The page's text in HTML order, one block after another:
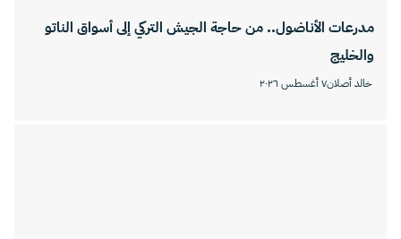
مدرعات الأناضول.. من حاجة الجيش التركي إلى أسواق الناتو
والخليج
خالد أصلان٧ أغسطس ٢٠٢٦